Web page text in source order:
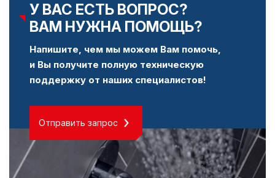
У ВАС ЕСТЬ ВОПРОС?
ВАМ НУЖНА ПОМОЩЬ?
Напишите, чем мы можем Вам помочь,
и Вы получите полную техническую
поддержку от наших специалистов!
Отправить запрос